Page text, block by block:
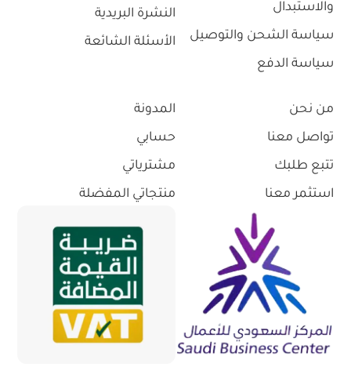
والاستبدال
سياسة الشحن والتوصيل
سياسة الدفع
النشرة البريدية
الأسئلة الشائعة
من نحن
تواصل معنا
تتبع طلبك
استثمر معنا
المدونة
حسابي
مشترياتي
منتجاتي المفضلة